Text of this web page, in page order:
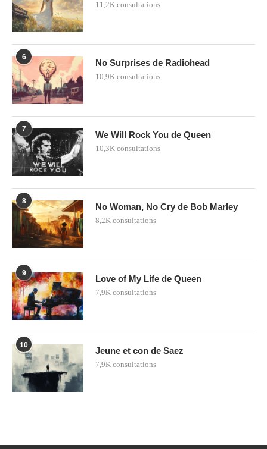
11,2K consultations
6
No Surprises de Radiohead
10,9K consultations
7
We Will Rock You de Queen
10,3K consultations
8
No Woman, No Cry de Bob Marley
8,2K consultations
9
Love of My Life de Queen
7,9K consultations
10
Jeune et con de Saez
7,9K consultations